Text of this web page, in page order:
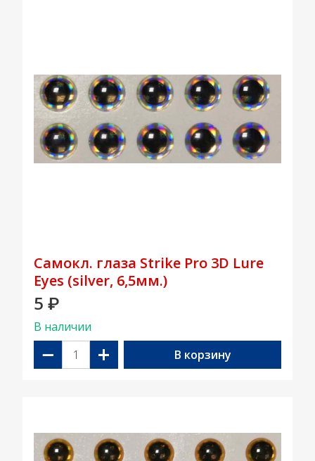
Самокл. глаза Strike Pro 3D Lure
Eyes (silver, 6,5мм.)
5 ₽
В наличии
− + В корзину